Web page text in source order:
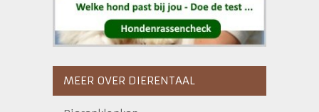
MEER OVER DIERENTAAL